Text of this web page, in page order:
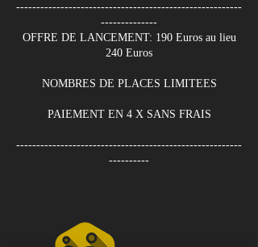
--------------------------------------------------------
--------------
OFFRE DE LANCEMENT: 190 Euros au lieu
240 Euros
NOMBRES DE PLACES LIMITEES
PAIEMENT EN 4 X SANS FRAIS
--------------------------------------------------------
----------